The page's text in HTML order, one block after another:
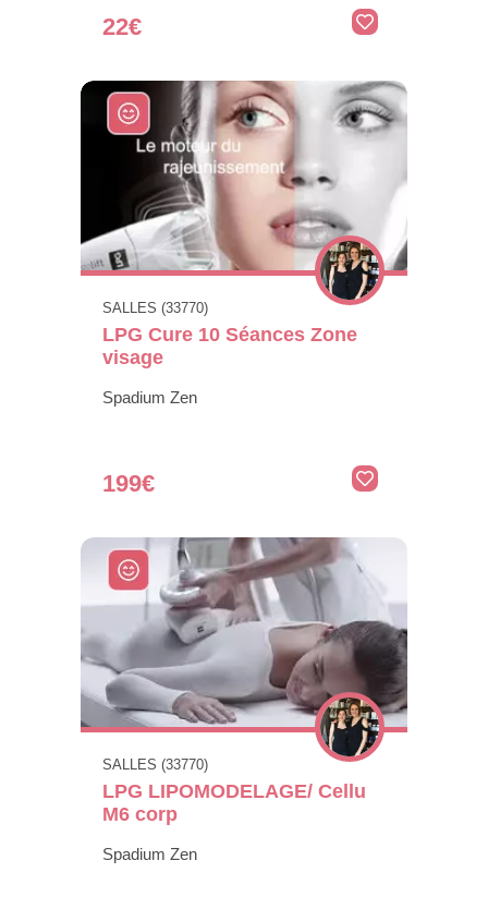
22€
SALLES (33770)
LPG Cure 10 Séances Zone
visage
Spadium Zen
199€
SALLES (33770)
LPG LIPOMODELAGE/ Cellu
M6 corp
Spadium Zen